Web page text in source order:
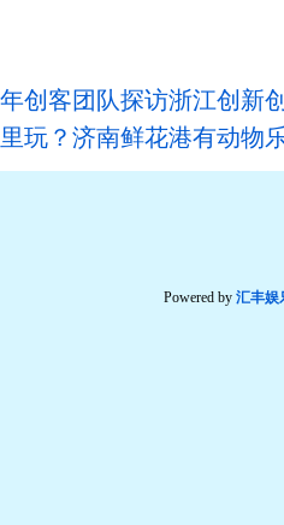
创客团队探访浙江创新
玩？济南鲜花港有动物
Powered by 汇丰娱